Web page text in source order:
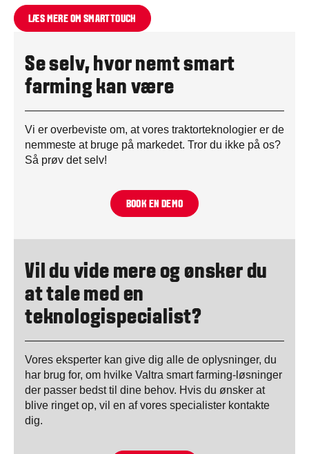
LÆS MERE OM SMARTTOUCH
Se selv, hvor nemt smart
farming kan være
Vi er overbeviste om, at vores traktorteknologier er de
nemmeste at bruge på markedet. Tror du ikke på os?
Så prøv det selv!
BOOK EN DEMO
Vil du vide mere og ønsker du
at tale med en
teknologispecialist?
Vores eksperter kan give dig alle de oplysninger, du
har brug for, om hvilke Valtra smart farming-løsninger
der passer bedst til dine behov. Hvis du ønsker at
blive ringet op, vil en af vores specialister kontakte
dig.